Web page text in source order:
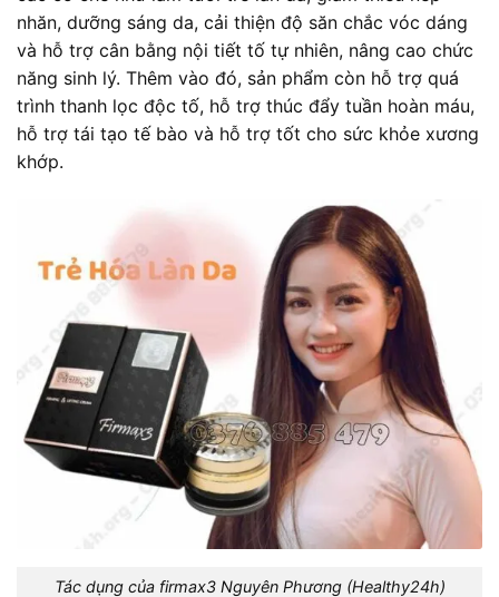
nhăn, dưỡng sáng da, cải thiện độ săn chắc vóc dáng
và hỗ trợ cân bằng nội tiết tố tự nhiên, nâng cao chức
năng sinh lý. Thêm vào đó, sản phẩm còn hỗ trợ quá
trình thanh lọc độc tố, hỗ trợ thúc đẩy tuần hoàn máu,
hỗ trợ tái tạo tế bào và hỗ trợ tốt cho sức khỏe xương
khớp.
Tác dụng của firmax3 Nguyên Phương (Healthy24h)